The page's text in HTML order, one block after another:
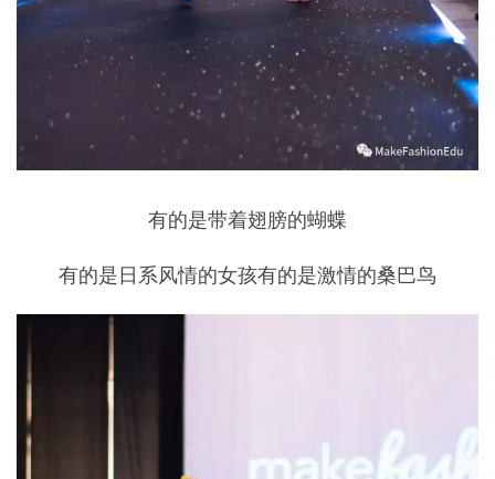
有的是带着翅膀的蝴蝶
有的是日系风情的女孩有的是激情的桑巴鸟